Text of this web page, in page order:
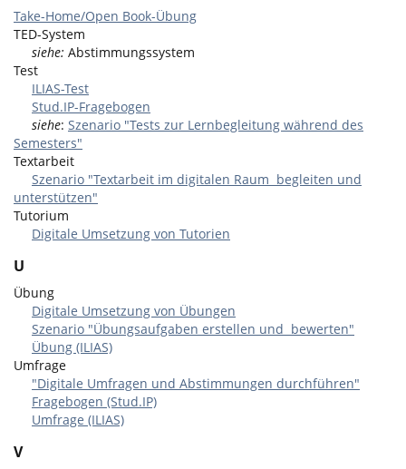
Take-Home/Open Book-Übung
TED-System
siehe: Abstimmungssystem
Test
ILIAS-Test
Stud.IP-Fragebogen
siehe: Szenario "Tests zur Lernbegleitung während des
Semesters"
Textarbeit
Szenario "Textarbeit im digitalen Raum begleiten und
unterstützen"
Tutorium
Digitale Umsetzung von Tutorien
U
Übung
Digitale Umsetzung von Übungen
Szenario "Übungsaufgaben erstellen und bewerten"
Übung (ILIAS)
Umfrage
"Digitale Umfragen und Abstimmungen durchführen"
Fragebogen (Stud.IP)
Umfrage (ILIAS)
V